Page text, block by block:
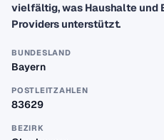
vielfältig, was Haushalte und
Providers unterstützt.
BUNDESLAND
Bayern
POSTLEITZAHLEN
83629
BEZIRK